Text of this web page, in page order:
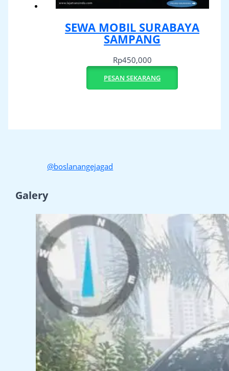
SEWA MOBIL SURABAYA
SAMPANG
Rp450,000
PESAN SEKARANG
@boslanangejagad
Galery